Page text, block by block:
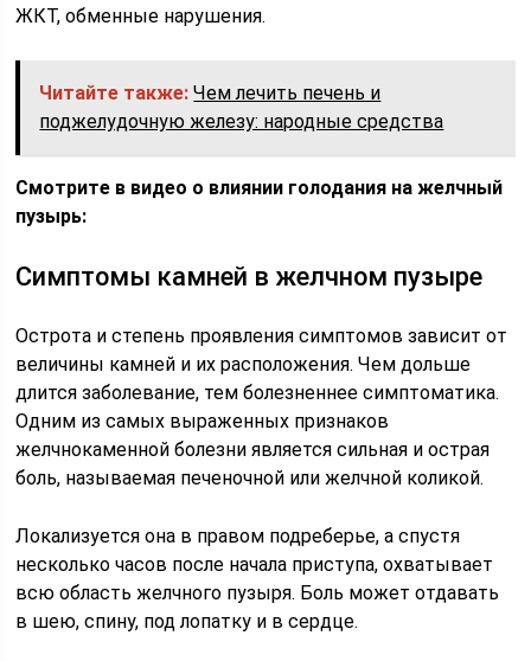
ЖКТ, обменные нарушения.
Читайте также: Чем лечить печень и
поджелудочную железу: народные средства
Смотрите в видео о влиянии голодания на желчный
пузырь:
Симптомы камней в желчном пузыре
Острота и степень проявления симптомов зависит от
величины камней и их расположения. Чем дольше
длится заболевание, тем болезненнее симптоматика.
Одним из самых выраженных признаков
желчнокаменной болезни является сильная и острая
боль, называемая печеночной или желчной коликой.
Локализуется она в правом подреберье, а спустя
несколько часов после начала приступа, охватывает
всю область желчного пузыря. Боль может отдавать
в шею, спину, под лопатку и в сердце.